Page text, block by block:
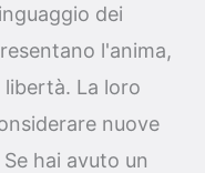
dei
l'anima,
libertà. La loro
nuove
hai avuto un